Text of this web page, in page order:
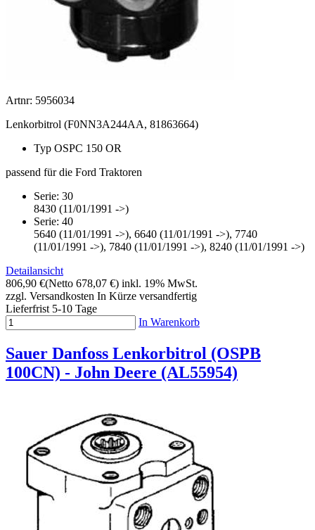
Artnr: 5956034
Lenkorbitrol (F0NN3A244AA, 81863664)
Typ OSPC 150 OR
passend für die Ford Traktoren
Serie: 30
8430 (11/01/1991 ->)
Serie: 40
5640 (11/01/1991 ->), 6640 (11/01/1991 ->), 7740
(11/01/1991 ->), 7840 (11/01/1991 ->), 8240 (11/01/1991 ->)
Detailansicht
806,90 €(Netto 678,07 €) inkl. 19% MwSt.
zzgl. Versandkosten In Kürze versandfertig
Lieferfrist 5-10 Tage
In Warenkorb
Sauer Danfoss Lenkorbitrol (OSPB
100CN) - John Deere (AL55954)